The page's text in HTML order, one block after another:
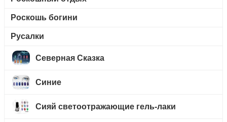
Роскошь богини
Русалки
Северная Сказка
Синие
Сияй светоотражающие гель-лаки